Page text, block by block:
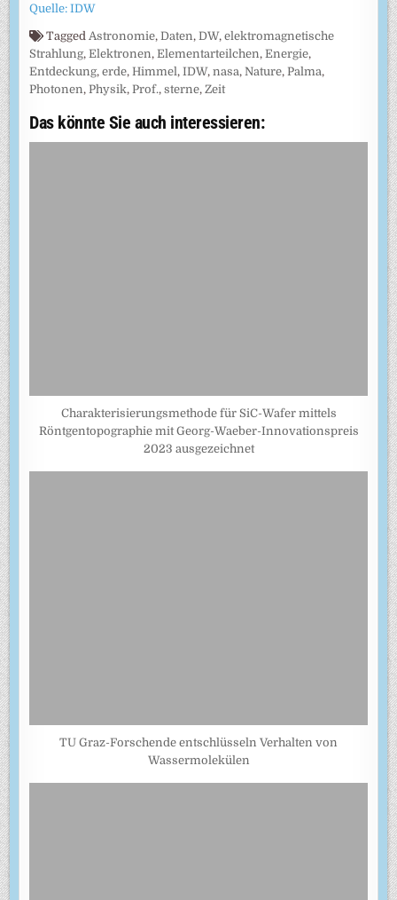
Quelle: IDW
Tagged Astronomie, Daten, DW,elektromagnetische
Strahlung,Elektronen,Elementarteilchen,Energie,
Entdeckung,erde, Himmel,IDW,nasa, Nature, Palma,
Photonen, Physik, Prof.,sterne, Zeit
Das könnte Sie auch interessieren:
Charakterisierungsmethode für SiC-Wafer mittels
Röntgentopographie mit Georg-Waeber-Innovationspreis
2023 ausgezeichnet
TU Graz-Forschende entschlüsseln Verhalten von
Wassermolekülen